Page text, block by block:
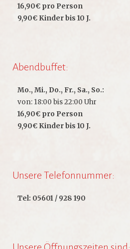
16,90€ pro Person
9,90€ Kinder bis 10 J.
Abendbuffet:
Mo., Mi., Do., Fr., Sa., So.:
von: 18:00 bis 22:00 Uhr
16,90€ pro Person
9,90€ Kinder bis 10 J.
Unsere Telefonnummer:
Tel: 05601 / 928 190